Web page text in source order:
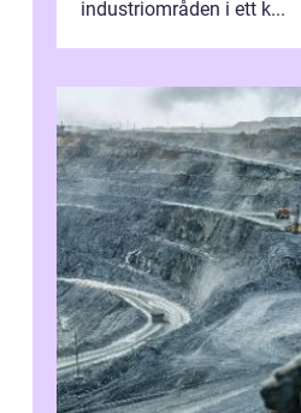
industriområden i ett k...